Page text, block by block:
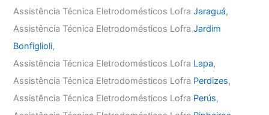
Assistência Técnica Eletrodomésticos LofraJaraguá,
Assistência Técnica Eletrodomésticos LofraJardim
Bonfiglioli,
Assistência Técnica Eletrodomésticos Lofra Lapa,
Assistência Técnica Eletrodomésticos Lofra Perdizes,
Assistência Técnica Eletrodomésticos Lofra Perús,